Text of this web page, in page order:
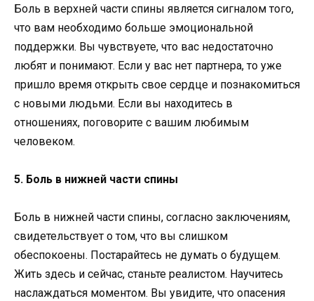
Боль в верхней части спины является сигналом того,
что вам необходимо больше эмоциональной
поддержки. Вы чувствуете, что вас недостаточно
любят и понимают. Если у вас нет партнера, то уже
пришло время открыть свое сердце и познакомиться
с новыми людьми. Если вы находитесь в
отношениях, поговорите с вашим любимым
человеком.
5. Боль в нижней части спины
Боль в нижней части спины, согласно заключениям,
свидетельствует о том, что вы слишком
обеспокоены. Постарайтесь не думать о будущем.
Жить здесь и сейчас, станьте реалистом. Научитесь
наслаждаться моментом. Вы увидите, что опасения